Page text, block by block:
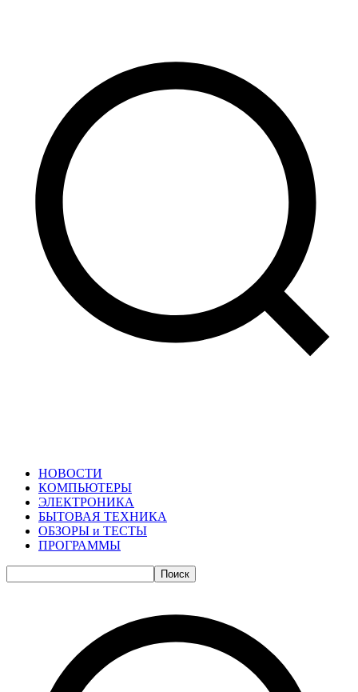
НОВОСТИ
КОМПЬЮТЕРЫ
ЭЛЕКТРОНИКА
БЫТОВАЯ ТЕХНИКА
ОБЗОРЫ и ТЕСТЫ
ПРОГРАММЫ
Поиск